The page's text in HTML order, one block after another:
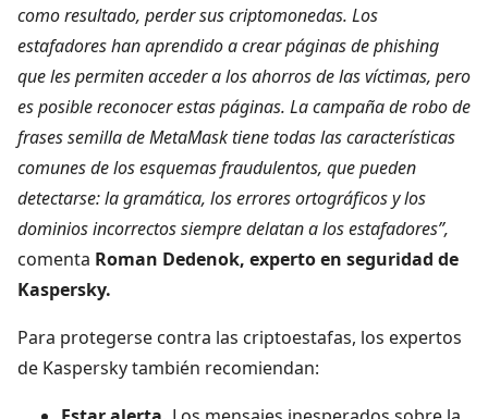
como resultado, perder sus criptomonedas. Los
estafadores han aprendido a crear páginas de phishing
que les permiten acceder a los ahorros de las víctimas, pero
es posible reconocer estas páginas. La campaña de robo de
frases semilla de MetaMask tiene todas las características
comunes de los esquemas fraudulentos, que pueden
detectarse: la gramática, los errores ortográficos y los
dominios incorrectos siempre delatan a los estafadores”,
comenta Roman Dedenok, experto en seguridad de
Kaspersky.
Para protegerse contra las criptoestafas, los expertos
de Kaspersky también recomiendan: